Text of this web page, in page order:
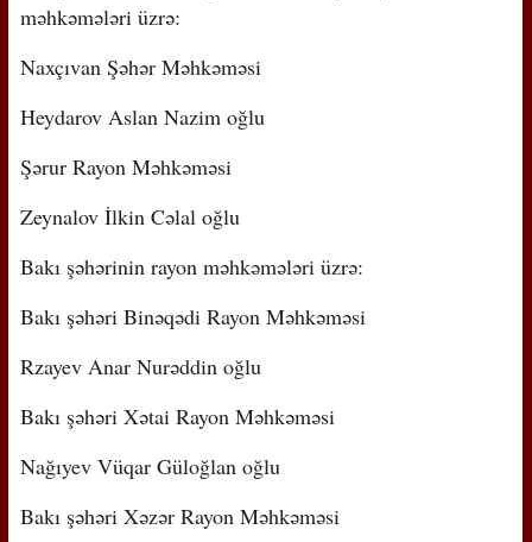
məhkəmələri üzrə:
Naxçıvan Şəhər Məhkəməsi
Heydarov Aslan Nazim oğlu
Şərur Rayon Məhkəməsi
Zeynalov İlkin Cəlal oğlu
Bakı şəhərinin rayon məhkəmələri üzrə:
Bakı şəhəri Binəqədi Rayon Məhkəməsi
Rzayev Anar Nurəddin oğlu
Bakı şəhəri Xətai Rayon Məhkəməsi
Nağıyev Vüqar Güloğlan oğlu
Bakı şəhəri Xəzər Rayon Məhkəməsi